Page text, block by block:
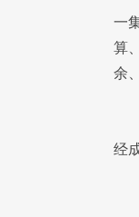
一
算
余
经